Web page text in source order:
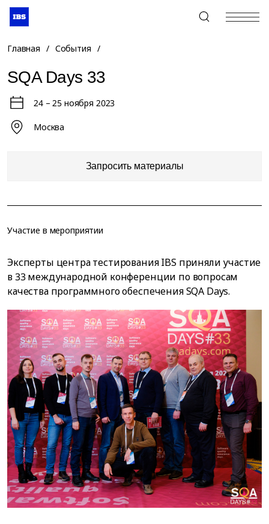
+7 (495) 967-80-80
Главная / События /
SQA Days 33
24 – 25 ноября 2023
Москва
Запросить материалы
Участие в мероприятии
Эксперты центра тестирования IBS приняли участие
в 33 международной конференции по вопросам
качества программного обеспечения SQA Days.